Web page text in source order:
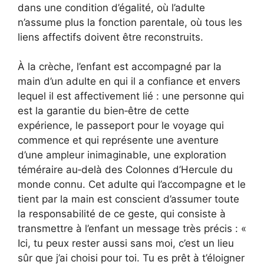
dans une condition d’égalité, où l’adulte
n’assume plus la fonction parentale, où tous les
liens affectifs doivent être reconstruits.
À la crèche, l’enfant est accompagné par la
main d’un adulte en qui il a confiance et envers
lequel il est affectivement lié : une personne qui
est la garantie du bien‑être de cette
expérience, le passeport pour le voyage qui
commence et qui représente une aventure
d’une ampleur inimaginable, une exploration
téméraire au‑delà des Colonnes d’Hercule du
monde connu. Cet adulte qui l’accompagne et le
tient par la main est conscient d’assumer toute
la responsabilité de ce geste, qui consiste à
transmettre à l’enfant un message très précis : «
Ici, tu peux rester aussi sans moi, c’est un lieu
sûr que j’ai choisi pour toi. Tu es prêt à t’éloigner